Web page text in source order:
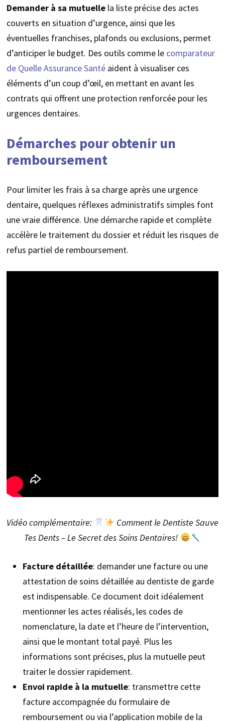
Demander à sa mutuellela liste précise des actes
couverts en situation d’urgence, ainsi que les
éventuelles franchises, plafonds ou exclusions, permet
d’anticiper le budget. Des outils comme le comparateur
de Quelle Assurance Santéaident à visualiser ces
éléments d’un coup d’œil, en mettant en avant les
contrats qui offrent une protection renforcée pour les
urgences dentaires.
Démarches pour obtenir un
remboursement
Pour limiter les frais à sa charge après une urgence
dentaire, quelques réflexes administratifs simples font
une vraie différence. Une démarche rapide et complète
accélère le traitement du dossier et réduit les risques de
refus partiel de remboursement.
Vidéo complémentaire:
Comment le Dentiste Sauve
Tes Dents – Le Secret des Soins Dentaires!
Facture détaillée: demander une facture ou une
attestation de soins détaillée au dentiste de garde
est indispensable. Ce document doit idéalement
mentionner les actes réalisés, les codes de
nomenclature, la date et l’heure de l’intervention,
ainsi que le montant total payé. Plus les
informations sont précises, plus la mutuelle peut
traiter le dossier rapidement.
Envoi rapide à la mutuelle: transmettre cette
facture accompagnée du formulaire de
remboursement ou via l’application mobile de la